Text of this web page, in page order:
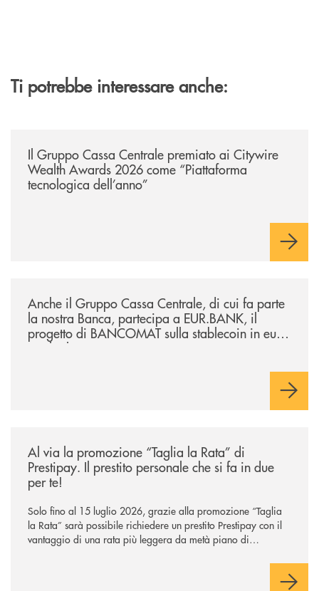
Ti potrebbe interessare anche:
Il Gruppo Cassa Centrale premiato ai Citywire
Wealth Awards 2026 come “Piattaforma
tecnologica dell’anno”
Anche il Gruppo Cassa Centrale, di cui fa parte
la nostra Banca, partecipa a EUR.BANK, il
progetto di BANCOMAT sulla stablecoin in euro
e sul relativo ecosistema
Al via la promozione “Taglia la Rata” di
Prestipay. Il prestito personale che si fa in due
per te!
Solo fino al 15 luglio 2026, grazie alla promozione “Taglia
la Rata” sarà possibile richiedere un prestito Prestipay con il
vantaggio di una rata più leggera da metà piano di